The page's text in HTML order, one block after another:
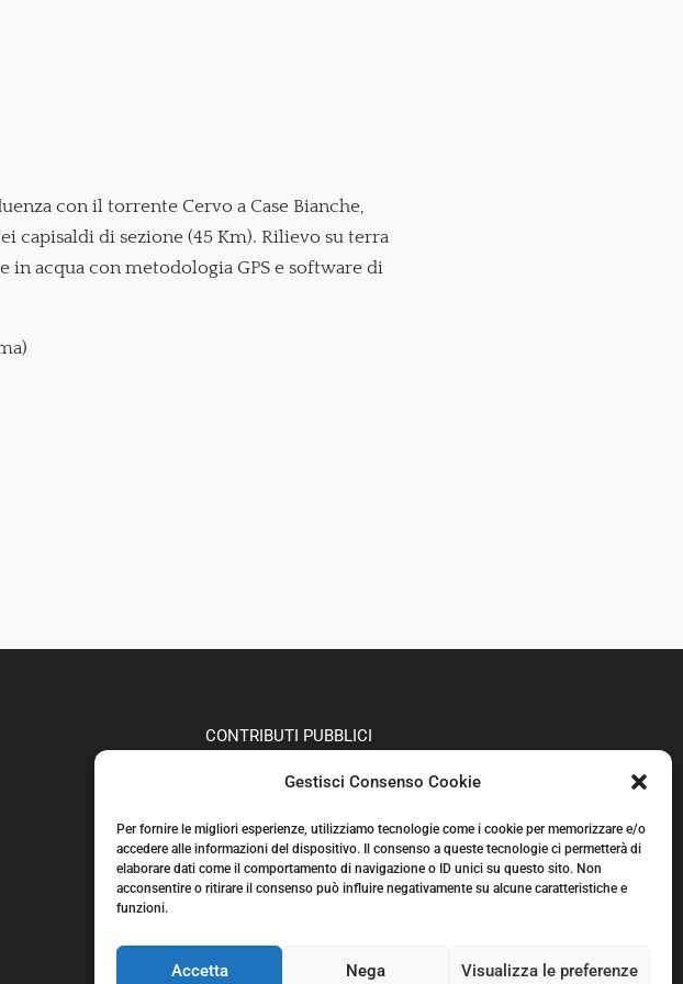
Gestisci Consenso Cookie
Per fornire le migliori esperienze, utilizziamo tecnologie come i cookie per memorizzare e/o
accedere alle informazioni del dispositivo. Il consenso a queste tecnologie ci permetterà di
elaborare dati come il comportamento di navigazione o ID unici su questo sito. Non
acconsentire o ritirare il consenso può influire negativamente su alcune caratteristiche e
funzioni.
Accetta Nega Visualizza le preferenze
con il torrente Cervo a Case Bianche,
capisaldi di sezione (45 Km). Rilievo su terra
in acqua con metodologia GPS e software di
CONTRIBUTI PUBBLICI
PRIVACY POLICY